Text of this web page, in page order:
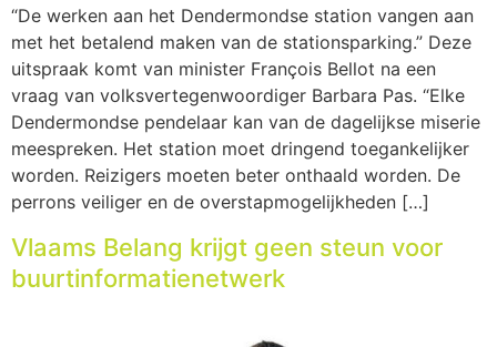
“De werken aan het Dendermondse station vangen aan
met het betalend maken van de stationsparking.” Deze
uitspraak komt van minister François Bellot na een
vraag van volksvertegenwoordiger Barbara Pas. “Elke
Dendermondse pendelaar kan van de dagelijkse miserie
meespreken. Het station moet dringend toegankelijker
worden. Reizigers moeten beter onthaald worden. De
perrons veiliger en de overstapmogelijkheden […]
Vlaams Belang krijgt geen steun voor
buurtinformatienetwerk